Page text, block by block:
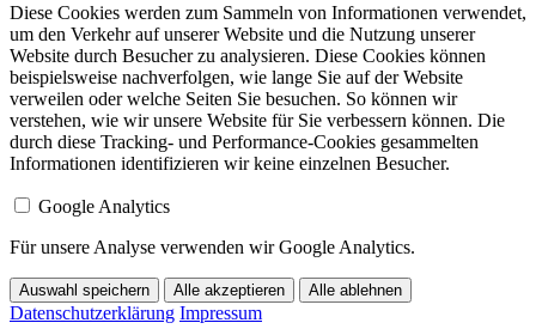
Diese Cookies werden zum Sammeln von Informationen verwendet,
um den Verkehr auf unserer Website und die Nutzung unserer
Website durch Besucher zu analysieren. Diese Cookies können
beispielsweise nachverfolgen, wie lange Sie auf der Website
verweilen oder welche Seiten Sie besuchen. So können wir
verstehen, wie wir unsere Website für Sie verbessern können. Die
durch diese Tracking- und Performance-Cookies gesammelten
Informationen identifizieren wir keine einzelnen Besucher.
Google Analytics
Für unsere Analyse verwenden wir Google Analytics.
Auswahl speichern Alle akzeptieren Alle ablehnen
Datenschutzerklärung Impressum